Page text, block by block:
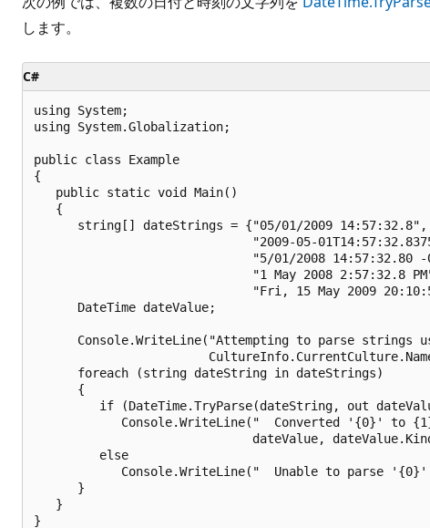
します。
C#
using System;
using System.Globalization;
public class Example
{
   public static void Main()
   {
string[] dateStrings = {"05/01/2009
"2009-05-
"5/01/2008 14:57:32.80 -
"1 May 2008 2:57:32.8
"Fri, 15 May 2009
      DateTime dateValue;
Console.WriteLine("Attempting to parse strings
      foreach (string dateString in dateStrings)
      {
if (DateTime.TryParse(dateString, out
Console.WriteLine("  Converted '{0}' to
dateValue,
         else
Console.WriteLine("  Unable to parse
      }
   }
}